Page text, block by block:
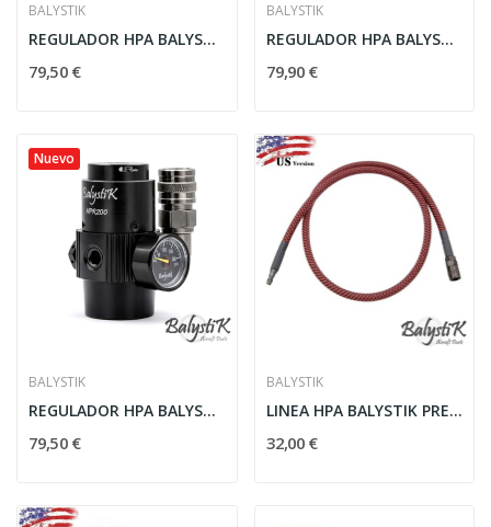
BALYSTIK
REGULADOR HPA BALYSTIK HPR200 MORADO US
79,50 €
BALYSTIK
REGULADOR HPA BALYSTIK HPR200 ROJO US
79,90 €
Nuevo
BALYSTIK
REGULADOR HPA BALYSTIK HPR200 NEGRO US
79,50 €
BALYSTIK
LINEA HPA BALYSTIK PREMIUM US NEGRA-ROJA
32,00 €